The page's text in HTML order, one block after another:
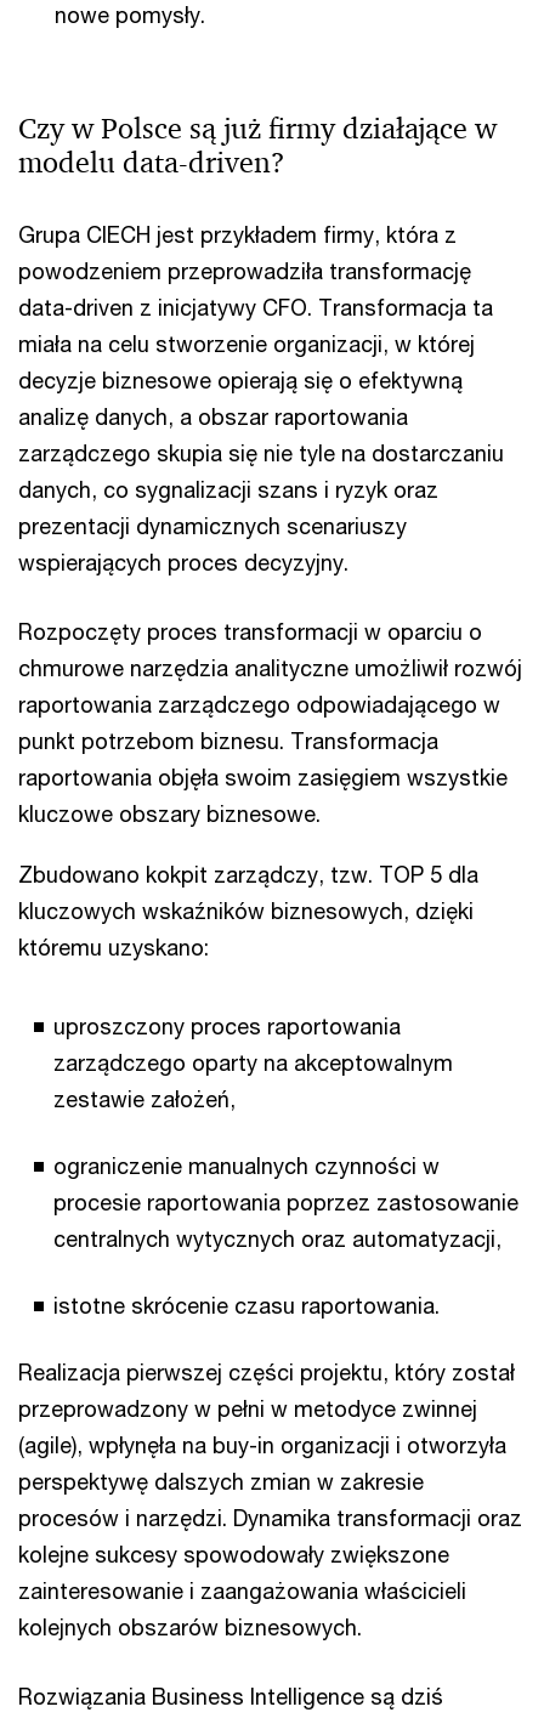
nowe pomysły.
Czy w Polsce są już firmy działające w
modelu data-driven?
Grupa CIECH jest przykładem firmy, która z
powodzeniem przeprowadziła transformację
data-driven z inicjatywy CFO. Transformacja ta
miała na celu stworzenie organizacji, w której
decyzje biznesowe opierają się o efektywną
analizę danych, a obszar raportowania
zarządczego skupia się nie tyle na dostarczaniu
danych, co sygnalizacji szans i ryzyk oraz
prezentacji dynamicznych scenariuszy
wspierających proces decyzyjny.
Rozpoczęty proces transformacji w oparciu o
chmurowe narzędzia analityczne umożliwił rozwój
raportowania zarządczego odpowiadającego w
punkt potrzebom biznesu. Transformacja
raportowania objęła swoim zasięgiem wszystkie
kluczowe obszary biznesowe.
Zbudowano kokpit zarządczy, tzw. TOP 5 dla
kluczowych wskaźników biznesowych, dzięki
któremu uzyskano:
uproszczony proces raportowania
zarządczego oparty na akceptowalnym
zestawie założeń,
ograniczenie manualnych czynności w
procesie raportowania poprzez zastosowanie
centralnych wytycznych oraz automatyzacji,
istotne skrócenie czasu raportowania.
Realizacja pierwszej części projektu, który został
przeprowadzony w pełni w metodyce zwinnej
(agile), wpłynęła na buy-in organizacji i otworzyła
perspektywę dalszych zmian w zakresie
procesów i narzędzi. Dynamika transformacji oraz
kolejne sukcesy spowodowały zwiększone
zainteresowanie i zaangażowania właścicieli
kolejnych obszarów biznesowych.
Rozwiązania Business Intelligence są dziś